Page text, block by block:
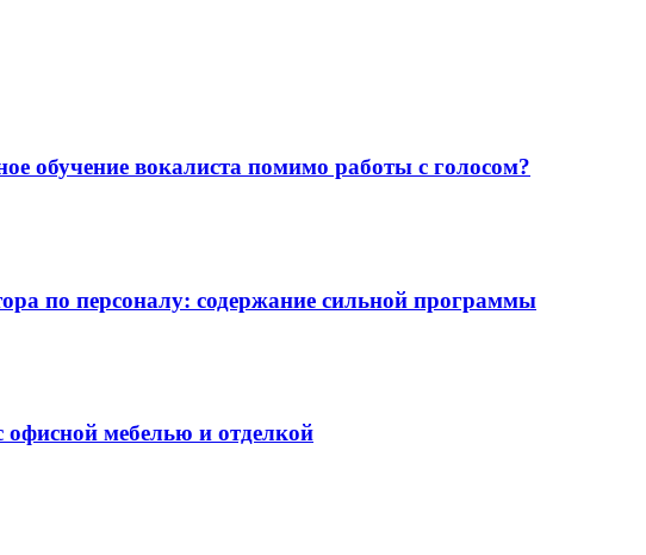
обучение вокалиста помимо работы с голосом?
по персоналу: содержание сильной программы
офисной мебелью и отделкой